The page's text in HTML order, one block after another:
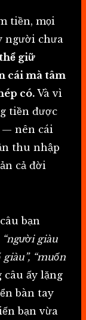
tiền, mọi
người chưa
giữ
cái mà tâm
có. Và vì
tiền được
nên cái
thu nhập
cả đời
bạn
“người giàu
“muốn
ấy lặng
bàn tay
bạn vừa